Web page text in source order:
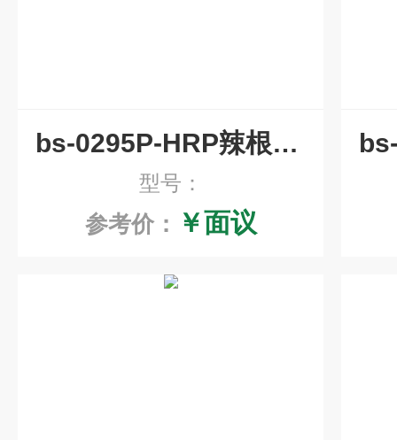
bs-0295P-HRP辣根过氧化物酶标记兔IgG
型号：
参考价： ￥面议